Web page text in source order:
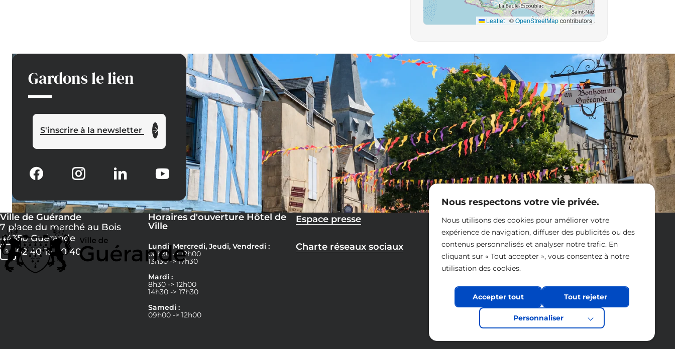
Nous respectons votre vie privée.
Nous utilisons des cookies pour améliorer votre
expérience de navigation, diffuser des publicités ou des
contenus personnalisés et analyser notre trafic. En
cliquant sur « Tout accepter », vous consentez à notre
utilisation des cookies.
Personnaliser
Tout rejeter
Accepter tout
Leaflet | ©OpenStreetMapcontributors
Gardons le lien
S'inscrire à la newsletter
Ville de Guérande
7 place du marché au Bois
44350 Guérande
02 40 15 60 40
Horaires d'ouverture Hôtel de
Ville
Lundi, Mercredi, Jeudi, Vendredi :
08h30 -> 12h00
13h30 -> 17h30
Mardi :
8h30 -> 12h00
14h30 -> 17h30
Samedi :
09h00 -> 12h00
Espace presse
Charte réseaux sociaux
Nous contacter